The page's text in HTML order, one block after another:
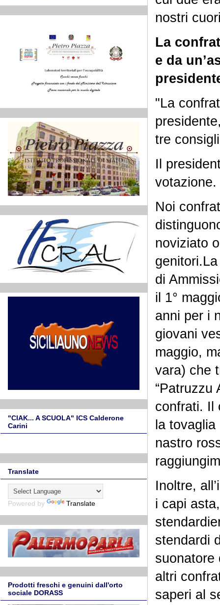
nostri
La
e da
"La
tre
Il
Noi
noviziato
di
il 1°
anni per i
giovani
maggio,
vara) che
“Patruzzu
confrati. Il
la
nastro
Inoltre,
i capi
stendardi
suonatore
altri
saperi al
"CIAK... A SCUOLA" ICS Calderone
Carini
Translate
Powered by Translate
Prodotti freschi e genuini dall'orto
sociale DORASS